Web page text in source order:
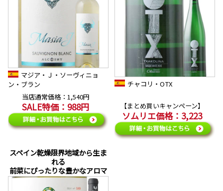
マジア・Ｊ・ソーヴィニョ
ン・ブラン
当店通常価格：1,540円
SALE特価：988円
チャコリ・OTX
【まとめ買いキャンペーン】
ソムリエ価格：3,223
スペイン乾燥限界地域から生ま
れる
前菜にぴったりな豊かなアロマ